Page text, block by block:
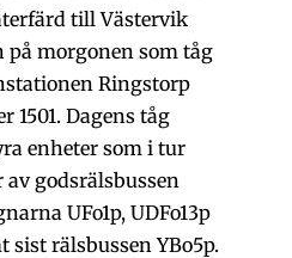
till Västervik
morgonen som tåg
Ringstorp
Dagens tåg
enheter som i tur
godsrälsbussen
UFo1p, UDFo13p
sist rälsbussen YBo5p.